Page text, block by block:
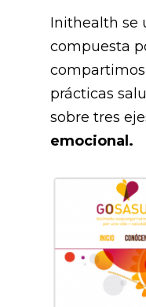
Inithealth se
compuesta
prácticas
sobre tres
emocional.